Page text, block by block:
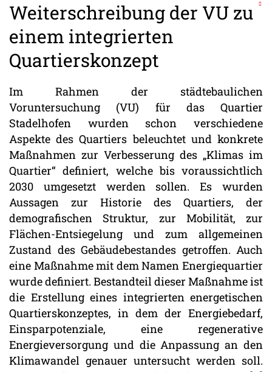
Weiterschreibung der VU zu
einem integrierten
Quartierskonzept
Im Rahmen der städtebaulichen
Voruntersuchung (VU) für das Quartier
Stadelhofen wurden schon verschiedene
Aspekte des Quartiers beleuchtet und konkrete
Maßnahmen zur Verbesserung des „Klimas im
Quartier“ definiert, welche bis voraussichtlich
2030 umgesetzt werden sollen. Es wurden
Aussagen zur Historie des Quartiers, der
demografischen Struktur, zur Mobilität, zur
Flächen-Entsiegelung und zum allgemeinen
Zustand des Gebäudebestandes getroffen. Auch
eine Maßnahme mit dem Namen Energiequartier
wurde definiert. Bestandteil dieser Maßnahme ist
die Erstellung eines integrierten energetischen
Quartierskonzeptes, in dem der Energiebedarf,
Einsparpotenziale, eine regenerative
Energieversorgung und die Anpassung an den
Klimawandel genauer untersucht werden soll.